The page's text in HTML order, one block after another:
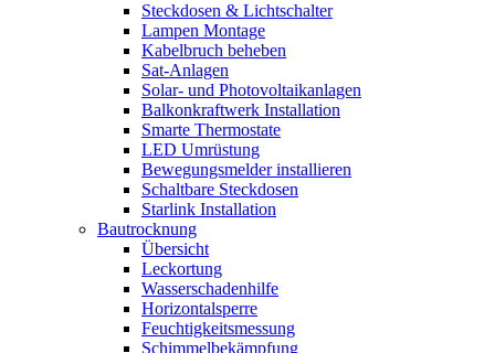
Steckdosen & Lichtschalter
Lampen Montage
Kabelbruch beheben
Sat-Anlagen
Solar- und Photovoltaikanlagen
Balkonkraftwerk Installation
Smarte Thermostate
LED Umrüstung
Bewegungsmelder installieren
Schaltbare Steckdosen
Starlink Installation
Bautrocknung
Übersicht
Leckortung
Wasserschadenhilfe
Horizontalsperre
Feuchtigkeitsmessung
Schimmelbekämpfung